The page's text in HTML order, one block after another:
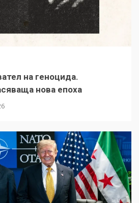
на геноцида.
нова епоха